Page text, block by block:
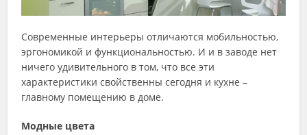
Современные интерьеры отличаются мобильностью,
эргономикой и функциональностью. И и в заводе нет
ничего удивительного в том, что все эти
характеристики свойственны сегодня и кухне –
главному помещению в доме.
Модные цвета